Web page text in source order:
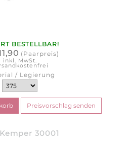
BESTELLBAR!
(Paarpreis)
inkl. MwSt.
/ Legierung
30001